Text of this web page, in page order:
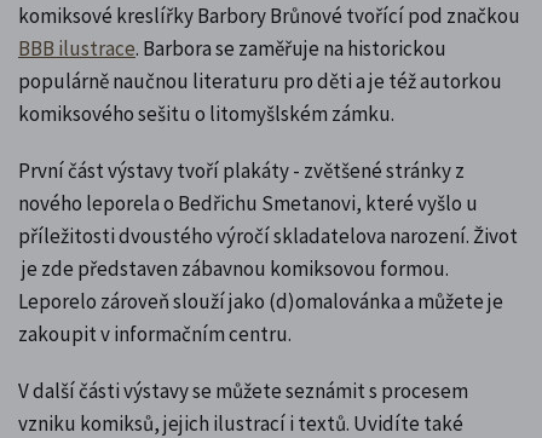
komiksové kreslířky Barbory Brůnové tvořící pod značkou
BBB ilustrace. Barbora se zaměřuje na historickou
populárně naučnou literaturu pro děti a je též autorkou
komiksového sešitu o litomyšlském zámku.
První část výstavy tvoří plakáty - zvětšené stránky z
nového leporela o Bedřichu Smetanovi, které vyšlo u
příležitosti dvoustého výročí skladatelova narození. Život
je zde představen zábavnou komiksovou formou.
Leporelo zároveň slouží jako (d)omalovánka a můžete je
zakoupit v informačním centru.
V další části výstavy se můžete seznámit s procesem
vzniku komiksů, jejich ilustrací i textů. Uvidíte také